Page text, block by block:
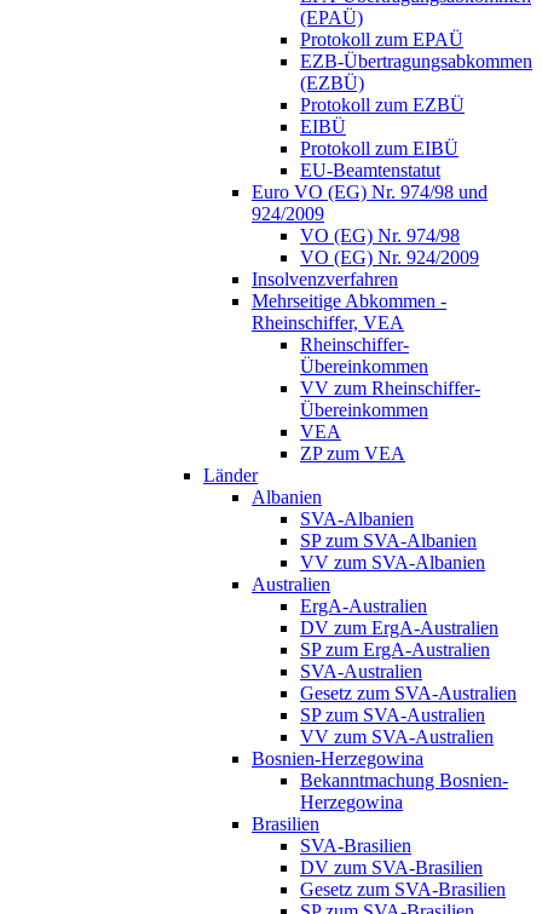
(EPAÜ)
Protokoll zum EPAÜ
EZB-Übertragungsabkommen
(EZBÜ)
Protokoll zum EZBÜ
EIBÜ
Protokoll zum EIBÜ
EU-Beamtenstatut
Euro VO (EG) Nr. 974/98 und
924/2009
VO (EG) Nr. 974/98
VO (EG) Nr. 924/2009
Insolvenzverfahren
Mehrseitige Abkommen -
Rheinschiffer, VEA
Rheinschiffer-
Übereinkommen
VV zum Rheinschiffer-
Übereinkommen
VEA
ZP zum VEA
Länder
Albanien
SVA-Albanien
SP zum SVA-Albanien
VV zum SVA-Albanien
Australien
ErgA-Australien
DV zum ErgA-Australien
SP zum ErgA-Australien
SVA-Australien
Gesetz zum SVA-Australien
SP zum SVA-Australien
VV zum SVA-Australien
Bosnien-Herzegowina
Bekanntmachung Bosnien-
Herzegowina
Brasilien
SVA-Brasilien
DV zum SVA-Brasilien
Gesetz zum SVA-Brasilien